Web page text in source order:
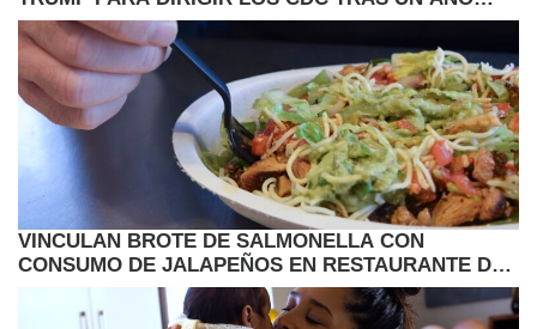
VACANTE
VINCULAN BROTE DE SALMONELLA CON
CONSUMO DE JALAPEÑOS EN RESTAURANTE DE
COMIDA RAPIDA